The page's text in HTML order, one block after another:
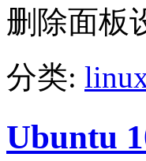
删除面板
分类:
Ubuntu